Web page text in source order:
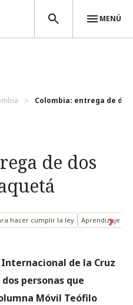
MENÚ
Colombia: entrega de
de dos
hacer cumplir la ley Aprendizaje y
Internacional de la Cruz
personas que
Móvil Teófilo